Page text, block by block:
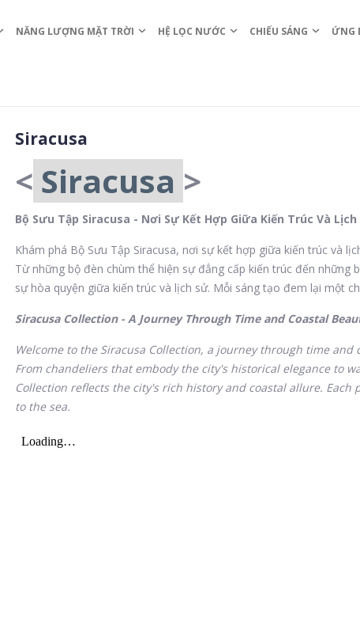
NĂNG LƯỢNG MẶT TRỜI HỆ LỌC NƯỚC CHIẾU SÁNG ỨNG
Siracusa
< Siracusa >
Bộ Sưu Tập Siracusa - Nơi Sự Kết Hợp Giữa Kiến Trúc Và
Khám phá Bộ Sưu Tập Siracusa, nơi sự kết hợp giữa kiến trúc và
Từ những bộ đèn chùm thể hiện sự đẳng cấp kiến trúc đến những
sự hòa quyện giữa kiến trúc và lịch sử. Mỗi sáng tạo đem lại một
Siracusa Collection - A Journey Through Time and Coastal
Welcome to the Siracusa Collection, a journey through time
From chandeliers that embody the city's historical elegance to
Collection reflects the city's rich history and coastal allure.
to the sea.